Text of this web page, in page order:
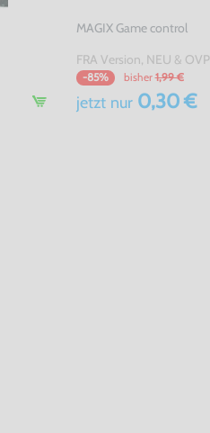
MAGIX Game control
FRA Version, NEU & OVP
-85% bisher 1,99 €
jetzt nur0,30 €